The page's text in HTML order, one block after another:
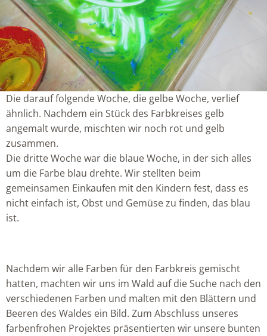
Die darauf folgende Woche, die gelbe Woche, verlief
ähnlich. Nachdem ein Stück des Farbkreises gelb
angemalt wurde, mischten wir noch rot und gelb
zusammen.
Die dritte Woche war die blaue Woche, in der sich alles
um die Farbe blau drehte. Wir stellten beim
gemeinsamen Einkaufen mit den Kindern fest, dass es
nicht einfach ist, Obst und Gemüse zu finden, das blau
ist.
Nachdem wir alle Farben für den Farbkreis gemischt
hatten, machten wir uns im Wald auf die Suche nach den
verschiedenen Farben und malten mit den Blättern und
Beeren des Waldes ein Bild. Zum Abschluss unseres
farbenfrohen Projektes präsentierten wir unsere bunten